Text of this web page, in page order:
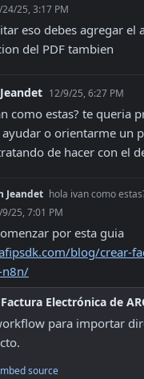
24/25, 3:17 PM
eso debes agregar el
del PDF tambien
12/9/25, 6:27 PM
como estas? te queria
o orientarme un
de hacer con el
Jeandet hola ivan como estas? te queria preguntar si me podrias ayudar o
25, 7:01 PM
blog/crear-
n8n/
Electrónica de
para importar
source